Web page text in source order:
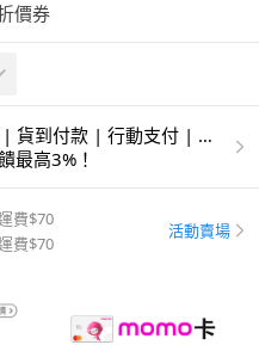
價券
貨到付款 | 行動支付 | 超
卡
最高3%！
費$70
費$70
活動賣場